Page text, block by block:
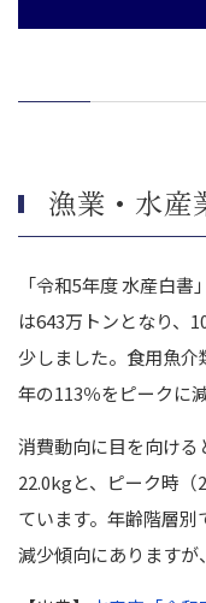
株式会社ヨシムラ・フ
エスフーズのM&A
まとめ｜漁業・水産
しょう
漁業・水産
「令和5年度 水産白
は643万トンとなり、
少しました。食用魚
年の113％をピークに
消費動向に目を向ける
22.0kgと、ピーク時
ています。年齢階層
減少傾向にありますが